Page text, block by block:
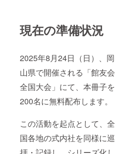
現在の準備状況
2025年8月24日（日）、岡
山県で開催される「館友会
全国大会」にて、本冊子を
200名に無料配布します。
この活動を起点として、全
国各地の式内社を同様に巡